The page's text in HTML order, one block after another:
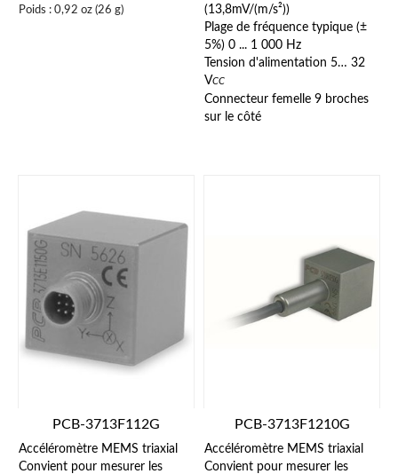
Poids : 0,92 oz (26 g)
(13,8mV/(m/s²))
Plage de fréquence typique (±
5%) 0 ... 1 000 Hz
Tension d'alimentation 5… 32
VCC
Connecteur femelle 9 broches
sur le côté
PCB-3713F112G
Accéléromètre MEMS triaxial
Convient pour mesurer les
PCB-3713F1210G
Accéléromètre MEMS triaxial
Convient pour mesurer les